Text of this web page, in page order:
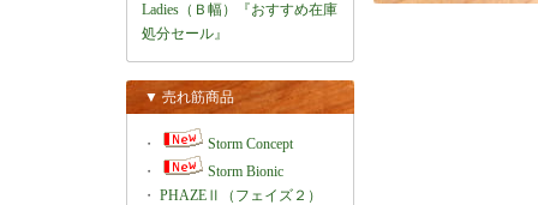
Ladies（Ｂ幅）『おすすめ在庫
処分セール』
▼ 売れ筋商品
・
Storm Concept
・
Storm Bionic
・ PHAZEⅡ（フェイズ２）